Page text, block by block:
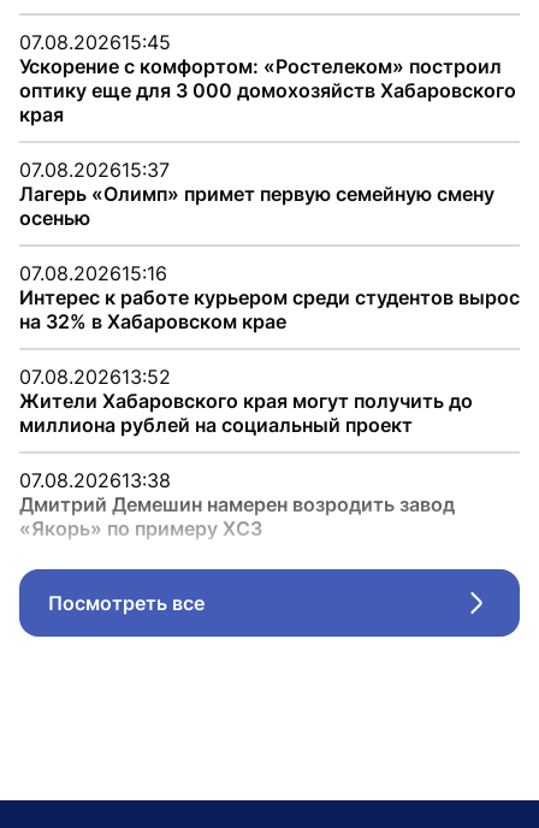
07.08.202615:45
Ускорение с комфортом: «Ростелеком» построил
оптику еще для 3 000 домохозяйств Хабаровского
края
07.08.202615:37
Лагерь «Олимп» примет первую семейную смену
осенью
07.08.202615:16
Интерес к работе курьером среди студентов вырос
на 32% в Хабаровском крае
07.08.202613:52
Жители Хабаровского края могут получить до
миллиона рублей на социальный проект
07.08.202613:38
Дмитрий Демешин намерен возродить завод
«Якорь» по примеру ХСЗ
Посмотреть все